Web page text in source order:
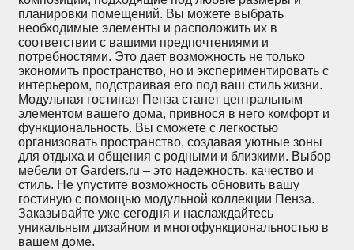
планировки помещений. Вы можете выбрать
необходимые элементы и расположить их в
соответствии с вашими предпочтениями и
потребностями. Это дает возможность не только
экономить пространство, но и экспериментировать с
интерьером, подстраивая его под ваш стиль жизни.
Модульная гостиная Пенза станет центральным
элементом вашего дома, привнося в него комфорт и
функциональность. Вы сможете с легкостью
организовать пространство, создавая уютные зоны
для отдыха и общения с родными и близкими. Выбор
мебели от Garders.ru – это надежность, качество и
стиль. Не упустите возможность обновить вашу
гостиную с помощью модульной коллекции Пенза.
Заказывайте уже сегодня и наслаждайтесь
уникальным дизайном и многофункциональностью в
вашем доме.